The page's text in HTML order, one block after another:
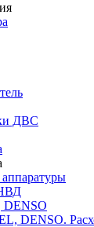
ДВС
DENSO.